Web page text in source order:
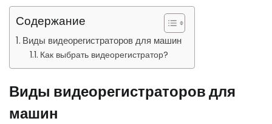
Содержание
Виды видеорегистраторов для машин
Как выбрать видеорегистратор?
Виды видеорегистраторов для
машин